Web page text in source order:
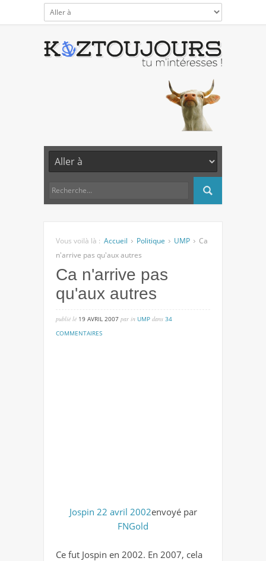
Vous voilà là : Accueil Politique UMP
Ca
n'arrive pas qu'aux autres
Ca n'arrive pas
qu'aux autres
publié lé 19 AVRIL 2007 par in UMP dans 34
COMMENTAIRESsur
Jospin 22 avril 2002envoyé par
FNGold
Ce fut Jospin en 2002. En 2007, cela